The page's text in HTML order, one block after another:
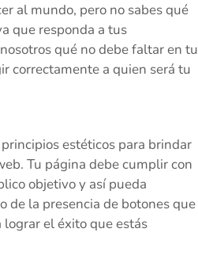
al mundo, pero no sabes qué
que responda a tus
qué no debe faltar en tu
correctamente a quien será tu
estéticos para brindar
Tu página debe cumplir con
objetivo y así pueda
de la presencia de botones que
el éxito que estás